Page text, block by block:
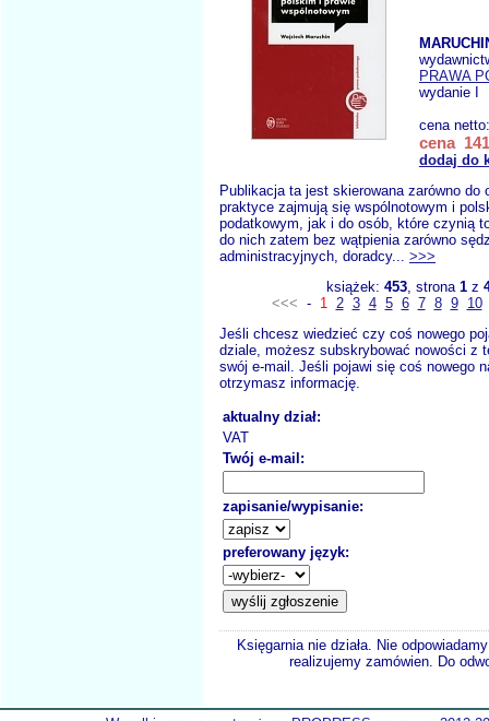
PRAWA
wydanie I
cena
cena
dodaj do
Publikacja ta jest skierowana zarówno do
praktyce zajmują się wspólnotowym i
podatkowym, jak i do osób, które czynią
do nich zatem bez wątpienia zarówno
administracyjnych, doradcy... >>>
książek: 453, strona 1z
<<< - 1 2 3 4 5 6 7 8 9
10
Jeśli chcesz wiedzieć czy coś nowego
dziale, możesz subskrybować nowości z
swój e-mail. Jeśli pojawi się coś nowego
otrzymasz informację.
aktualny dział:
VAT
Twój e-mail:
zapisanie/wypisanie:
preferowany język:
Księgarnia nie działa. Nie
realizujemy zamówien. Do